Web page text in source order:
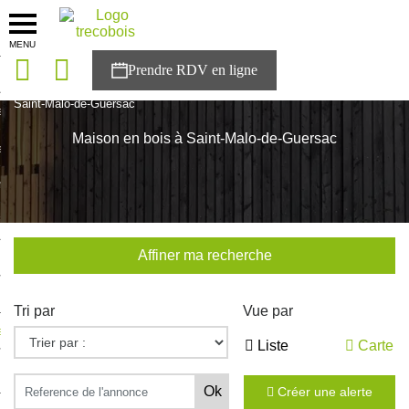
MENU
solutions
Trecobois
à NESTOR
Saint-Malo-de-Guersac
Maison en bois à Saint-Malo-de-Guersac
Affiner ma recherche
Tri par Vue par
Liste Carte
Créer une alerte